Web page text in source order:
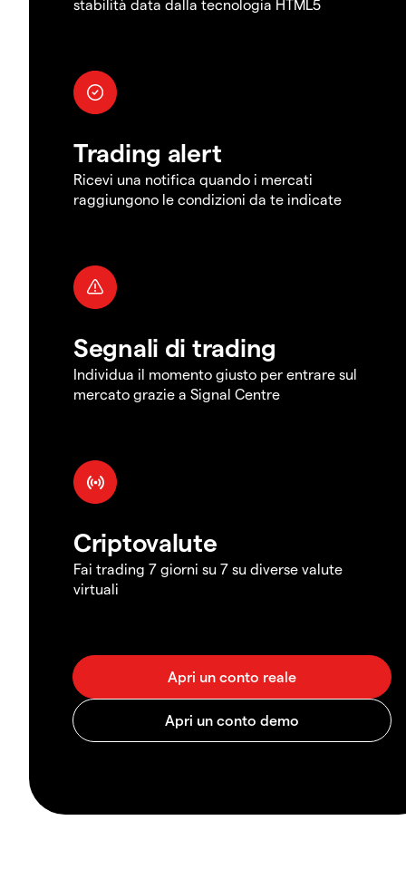
stabilità data dalla tecnologia HTML5
Trading alert
Ricevi una notifica quando i mercati
raggiungono le condizioni da te indicate
Segnali di trading
Individua il momento giusto per entrare sul
mercato grazie a Signal Centre
Criptovalute
Fai trading 7 giorni su 7 su diverse valute
virtuali